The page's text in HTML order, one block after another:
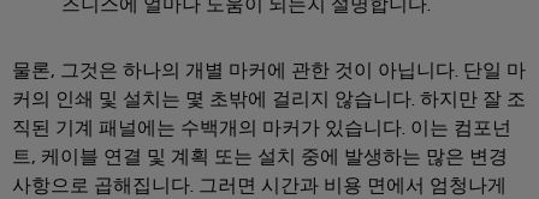
자
화
의
다
양
한
부
전
소
제
어
장
보
호
PV
접
터
페
이
스
물론, 그것은 하나의 개별 마커에 관한 것이 아닙니다. 단일 마
커의 인쇄 및 설치는 몇 초밖에 걸리지 않습니다. 하지만 잘 조
직된 기계 패널에는 수백개의 마커가 있습니다. 이는 컴포넌
트, 케이블 연결 및 계획 또는 설치 중에 발생하는 많은 변경
사항으로 곱해집니다. 그러면 시간과 비용 면에서 엄청나게